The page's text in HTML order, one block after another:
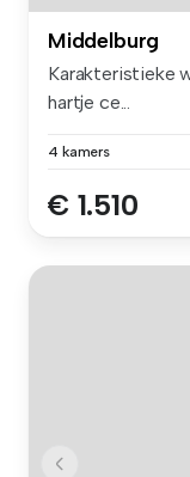
Middelburg
Karakteristieke
hartje ce...
4 kamers
€ 1.510